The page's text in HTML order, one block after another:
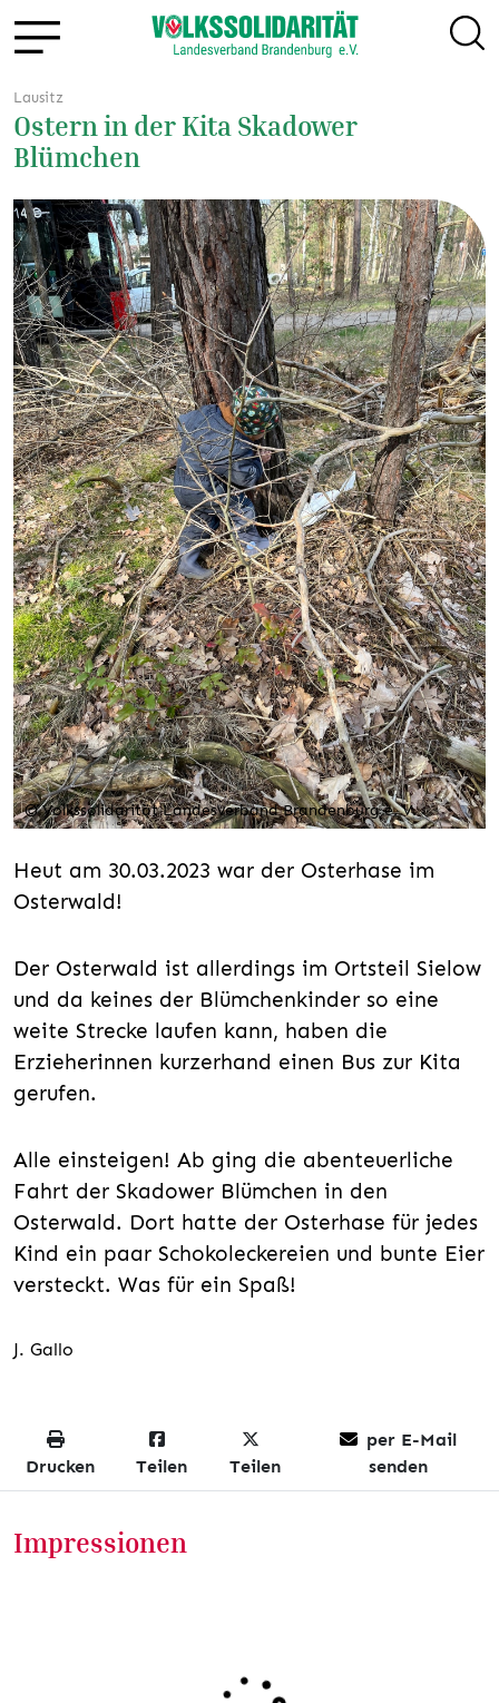
Lausitz
Ostern in der Kita Skadower
Blümchen
© Volkssolidarität Landesverband Brandenburg e. V.
Heut am 30.03.2023 war der Osterhase im
Osterwald!
Der Osterwald ist allerdings im Ortsteil Sielow
und da keines der Blümchenkinder so eine
weite Strecke laufen kann, haben die
Erzieherinnen kurzerhand einen Bus zur Kita
gerufen.
Alle einsteigen! Ab ging die abenteuerliche
Fahrt der Skadower Blümchen in den
Osterwald. Dort hatte der Osterhase für jedes
Kind ein paar Schokoleckereien und bunte Eier
versteckt. Was für ein Spaß!
J. Gallo
Drucken Teilen Teilen
per E-Mail
senden
Impressionen